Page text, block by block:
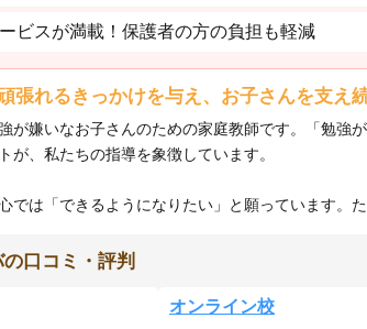
ビスが満載！保護者の方の負担も軽減
張れるきっかけを与え、お子さんを支え
が嫌いなお子さんのための家庭教師です。「勉強
が、私たちの指導を象徴しています。
では「できるようになりたい」と願っています。た
口コミ・評判
オンライン校